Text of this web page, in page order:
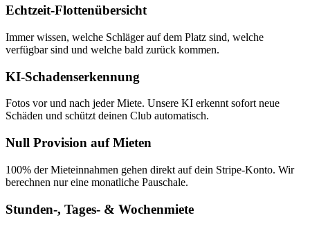
Echtzeit-Flottenübersicht
Immer wissen, welche Schläger auf dem Platz sind, welche
verfügbar sind und welche bald zurück kommen.
KI-Schadenserkennung
Fotos vor und nach jeder Miete. Unsere KI erkennt sofort neue
Schäden und schützt deinen Club automatisch.
Null Provision auf Mieten
100% der Mieteinnahmen gehen direkt auf dein Stripe-Konto. Wir
berechnen nur eine monatliche Pauschale.
Stunden-, Tages- & Wochenmiete